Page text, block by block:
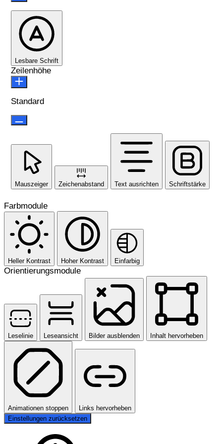
Lesbare Schrift
Zeilenhöhe
Standard
Mauszeiger Zeichenabstand Text ausrichten Schriftstärke
Farbmodule
Heller Kontrast Hoher Kontrast Einfarbig
Orientierungsmodule
Leselinie Leseansicht Bilder ausblenden Inhalt hervorheben
Animationen stoppen
Links hervorheben
Einstellungen zurücksetzen